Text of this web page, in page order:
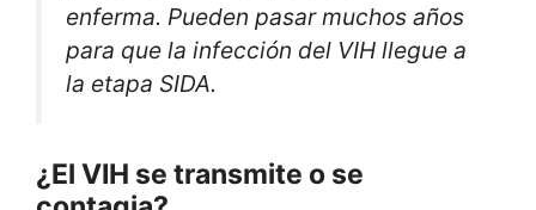
enferma. Pueden pasar muchos años
para que la infección del VIH llegue a
la etapa SIDA.
¿El VIH se transmite o se